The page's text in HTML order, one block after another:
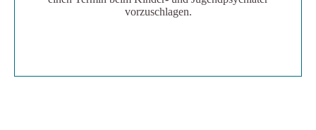
vorzuschlagen.